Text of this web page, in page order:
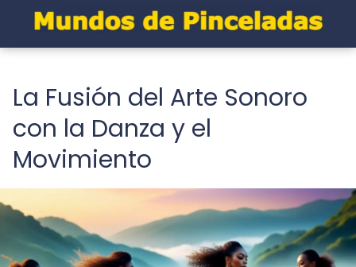
La Fusión del Arte Sonoro
con la Danza y el
Movimiento